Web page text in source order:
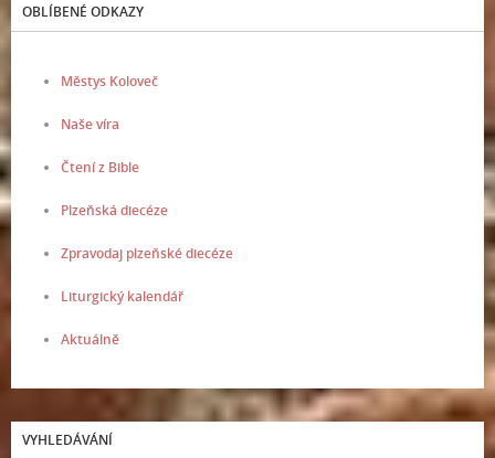
OBLÍBENÉ ODKAZY
Městys Koloveč
Naše víra
Čtení z Bible
Plzeňská diecéze
Zpravodaj plzeňské diecéze
Liturgický kalendář
Aktuálně
VYHLEDÁVÁNÍ